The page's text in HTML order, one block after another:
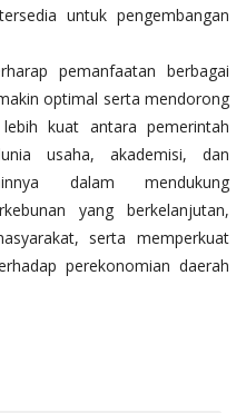
untuk pengembangan
pemanfaatan berbagai
optimal serta mendorong
kuat antara pemerintah
usaha, akademisi, dan
dalam mendukung
yang berkelanjutan,
serta memperkuat
perekonomian daerah